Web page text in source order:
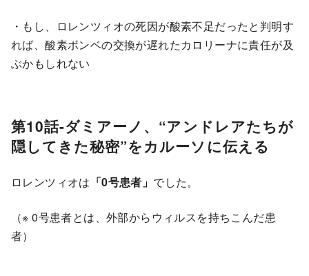
・もし、ロレンツィオの死因が酸素不足だったと判明す
れば、酸素ボンベの交換が遅れたカロリーナに責任が及
ぶかもしれない
第10話-ダミアーノ、“アンドレアたちが
隠してきた秘密”をカルーソに伝える
ロレンツィオは 「0号患者」 でした。
（※ 0号患者とは、外部からウィルスを持ちこんだ患
者）